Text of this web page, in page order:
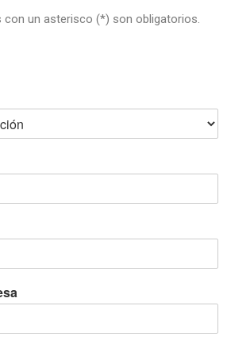
un asterisco (*) son obligatorios.